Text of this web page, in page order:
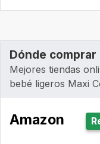
Dónde comprar
Mejores tiendas
bebé ligeros Maxi
Amazon